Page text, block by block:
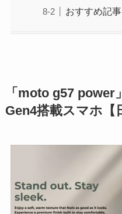
おすすめ記事
「moto g57
Gen4搭載スマホ【